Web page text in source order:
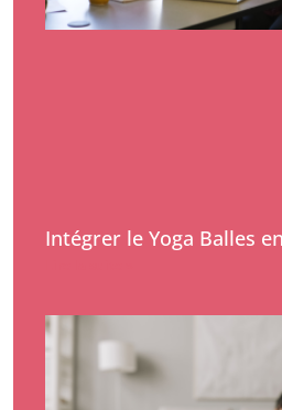
Intégrer le Yoga Balles